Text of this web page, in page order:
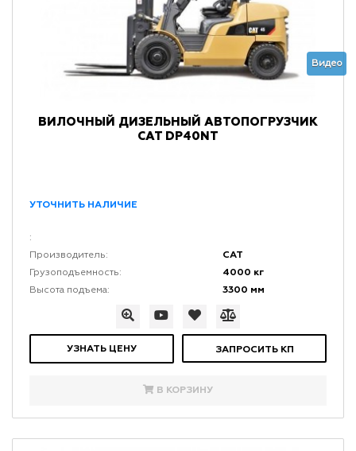
Видео
ВИЛОЧНЫЙ ДИЗЕЛЬНЫЙ АВТОПОГРУЗЧИК
CAT DP40NT
УТОЧНИТЬ НАЛИЧИЕ
:
Производитель:
CAT
Грузоподъемность: 4000 кг
Высота подъема: 3300 мм
УЗНАТЬ ЦЕНУ ЗАПРОСИТЬ КП
В КОРЗИНУ